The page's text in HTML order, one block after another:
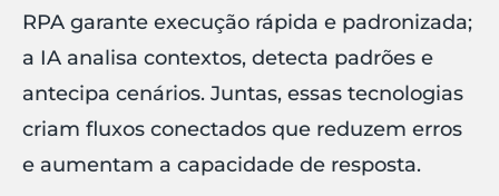
RPA garante execução rápida e padronizada;
a IA analisa contextos, detecta padrões e
antecipa cenários. Juntas, essas tecnologias
criam fluxos conectados que reduzem erros
e aumentam a capacidade de resposta.